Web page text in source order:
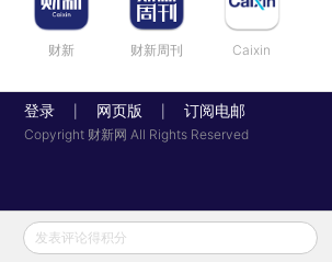
源。”
阿尔文·罗斯（Alvin Roth，
设计与物理学的关系。微观经济
与机制设计文献一起成长。列
财新 财新周刊 Caixin
登录 网页版 订阅电邮
Copyright 财新网 All Rights Reserved
发表评论得积分